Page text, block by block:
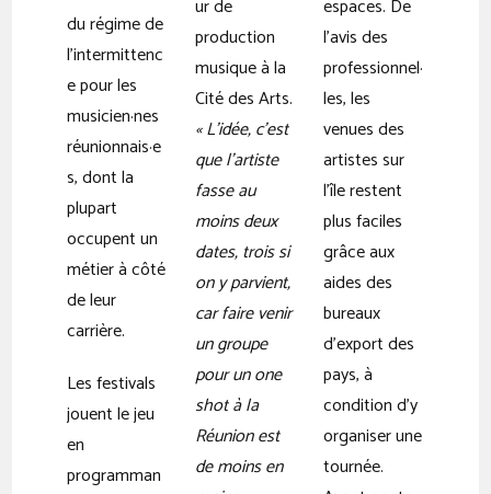
du régime de
l’intermittenc
e pour les
musicien·nes
réunionnais·e
s, dont la
plupart
occupent un
métier à côté
de leur
carrière.
Les festivals
jouent le jeu
en
programman
ur de
production
musique à la
Cité des Arts.
« L’idée, c’est
que l’artiste
fasse au
moins deux
dates, trois si
on y parvient,
car faire venir
un groupe
pour un one
shot à la
Réunion est
de moins en
espaces. De
l’avis des
professionnel·
les, les
venues des
artistes sur
l’île restent
plus faciles
grâce aux
aides des
bureaux
d’export des
pays, à
condition d’y
organiser une
tournée.